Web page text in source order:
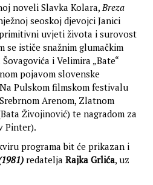
noveli Slavka Kolara, Breza
seoskoj djevojci Janici
uvjeti života i surovost
se ističe snažnim glumačkim
i Velimira „Bate“
pojavom slovenske
Pulskom filmskom festivalu
Arenom, Zlatnom
Živojinović) te nagradom za
Pinter).
programa bit će prikazan i
redateljaRajka Grlića, uz